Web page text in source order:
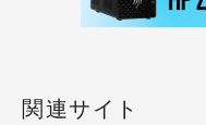
関連サイト